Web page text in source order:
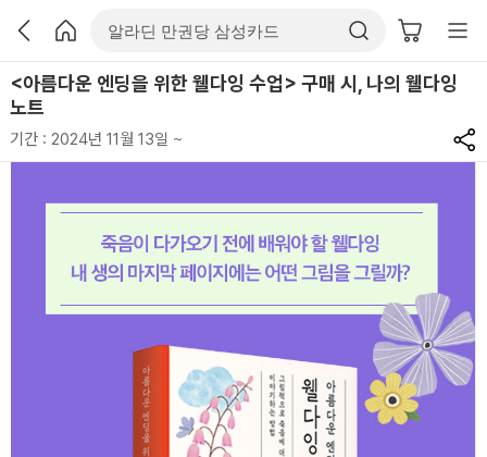
<아름다운 엔딩을 위한 웰다잉 수업> 구매 시, 나의 웰다잉
노트
기간 : 2024년 11월 13일 ~